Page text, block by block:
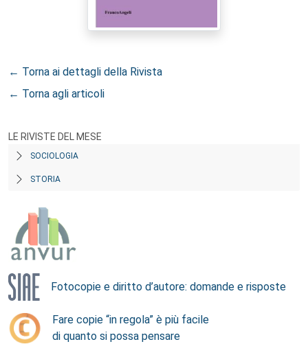
← Torna ai dettagli della Rivista
← Torna agli articoli
LE RIVISTE DEL MESE
SOCIOLOGIA
STORIA
Fotocopie e diritto d’autore: domande e risposte
Fare copie “in regola” è più facile
di quanto si possa pensare